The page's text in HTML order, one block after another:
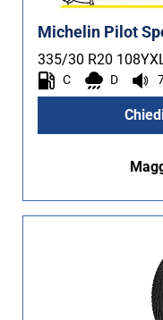
Michelin Pilot
335/30 R20 108Y
C D